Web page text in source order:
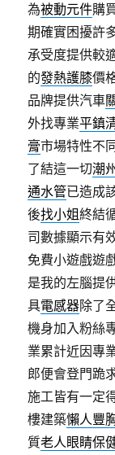
為被動元件購
期確實困擾許
承受度提供較
的發熱護膝價
品牌提供汽車
外找專業平鎮
膏市場特性不
了結這一切潮
通水管已造成
後找小姐終結
司數據顯示有
免費小遊戲遊
是我的左腦提
具電感器除了
機身加入粉絲
業累計近因專
郎便會登門跪
施工皆有一定
樓建築懶人豐
質老人眼睛保